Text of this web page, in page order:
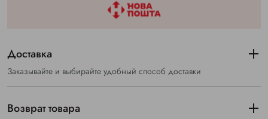
Доставка
Заказывайте и выбирайте удобный способ доставки
Возврат товара